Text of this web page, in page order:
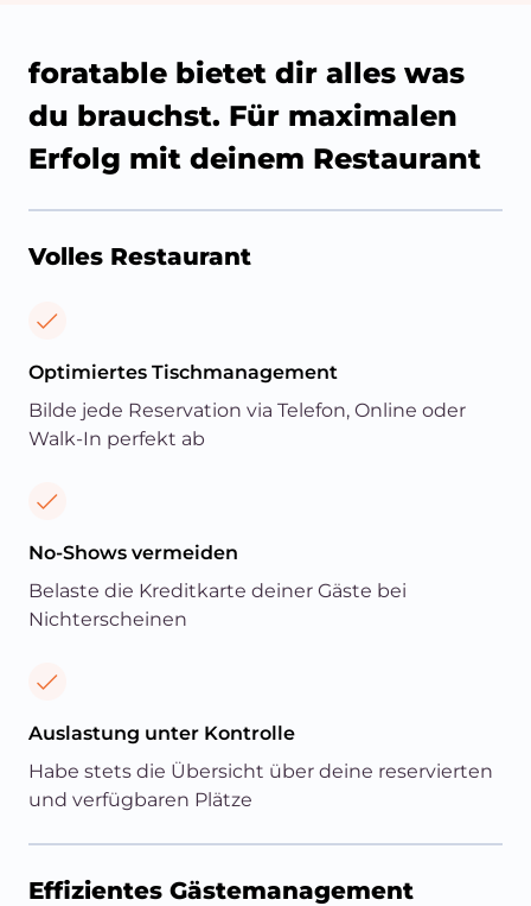
foratable bietet dir alles was
du brauchst. Für maximalen
Erfolg mit deinem Restaurant
Volles Restaurant
Optimiertes Tischmanagement
Bilde jede Reservation via Telefon, Online oder
Walk-In perfekt ab
No-Shows vermeiden
Belaste die Kreditkarte deiner Gäste bei
Nichterscheinen
Auslastung unter Kontrolle
Habe stets die Übersicht über deine reservierten
und verfügbaren Plätze
Effizientes Gästemanagement